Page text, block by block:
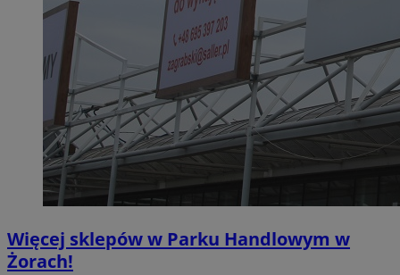
Więcej sklepów w Parku Handlowym w
Żorach!